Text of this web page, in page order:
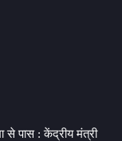
से पास : केंद्रीय मंत्री